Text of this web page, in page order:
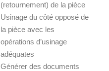
(retournement) de la pièce
Usinage du côté opposé de
la pièce avec les
opérations d’usinage
adéquates
Générer des documents